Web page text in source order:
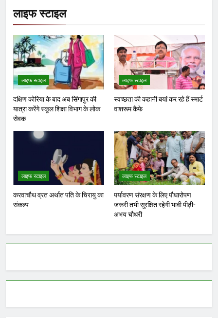
लाइफ स्टाइल
लाइफ स्टाइल
दक्षिण कोरिया के बाद अब सिंगापुर की
यात्रा करेंगे स्कूल शिक्षा विभाग के लोक
सेवक
लाइफ स्टाइल
स्वच्छता की कहानी बयां कर रहे हैं स्मार्ट
वाशरूम कैफे
लाइफ स्टाइल
करवाचौथ व्रत अर्थात पति के चिरायु का
संकल्प
लाइफ स्टाइल
पर्यावरण संरक्षण के लिए पौधारोपण
जरूरी तभी सुरक्षित रहेगी भावी पीढ़ी-
अभय चौधरी